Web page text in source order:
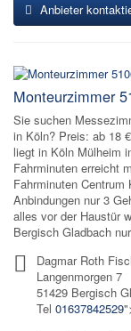
Anbieter
Monteurzimmer
Sie suchen
in Köln? Preis: ab 18
liegt in Köln Mülheim
Fahrminuten erreicht
Fahrminuten
Anbindungen nur 3
alles vor der Haustür
Bergisch Gladbach
Dagmar Roth
Langenmorgen 7
51429 Bergisch
Tel 01637842529